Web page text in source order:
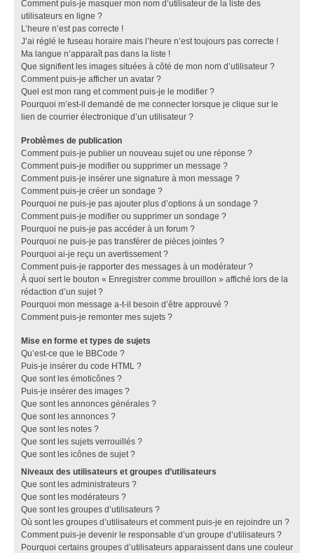
Comment puis-je masquer mon nom d’utilisateur de la liste des
utilisateurs en ligne ?
L’heure n’est pas correcte !
J’ai réglé le fuseau horaire mais l’heure n’est toujours pas correcte !
Ma langue n’apparaît pas dans la liste !
Que signifient les images situées à côté de mon nom d’utilisateur ?
Comment puis-je afficher un avatar ?
Quel est mon rang et comment puis-je le modifier ?
Pourquoi m’est-il demandé de me connecter lorsque je clique sur le
lien de courrier électronique d’un utilisateur ?
Problèmes de publication
Comment puis-je publier un nouveau sujet ou une réponse ?
Comment puis-je modifier ou supprimer un message ?
Comment puis-je insérer une signature à mon message ?
Comment puis-je créer un sondage ?
Pourquoi ne puis-je pas ajouter plus d’options à un sondage ?
Comment puis-je modifier ou supprimer un sondage ?
Pourquoi ne puis-je pas accéder à un forum ?
Pourquoi ne puis-je pas transférer de pièces jointes ?
Pourquoi ai-je reçu un avertissement ?
Comment puis-je rapporter des messages à un modérateur ?
À quoi sert le bouton « Enregistrer comme brouillon » affiché lors de la
rédaction d’un sujet ?
Pourquoi mon message a-t-il besoin d’être approuvé ?
Comment puis-je remonter mes sujets ?
Mise en forme et types de sujets
Qu’est-ce que le BBCode ?
Puis-je insérer du code HTML ?
Que sont les émoticônes ?
Puis-je insérer des images ?
Que sont les annonces générales ?
Que sont les annonces ?
Que sont les notes ?
Que sont les sujets verrouillés ?
Que sont les icônes de sujet ?
Niveaux des utilisateurs et groupes d’utilisateurs
Que sont les administrateurs ?
Que sont les modérateurs ?
Que sont les groupes d’utilisateurs ?
Où sont les groupes d’utilisateurs et comment puis-je en rejoindre un ?
Comment puis-je devenir le responsable d’un groupe d’utilisateurs ?
Pourquoi certains groupes d’utilisateurs apparaissent dans une couleur